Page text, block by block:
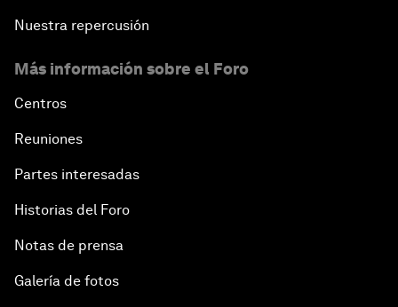
Nuestra repercusión
Más información sobre el Foro
Centros
Reuniones
Partes interesadas
Historias del Foro
Notas de prensa
Galería de fotos